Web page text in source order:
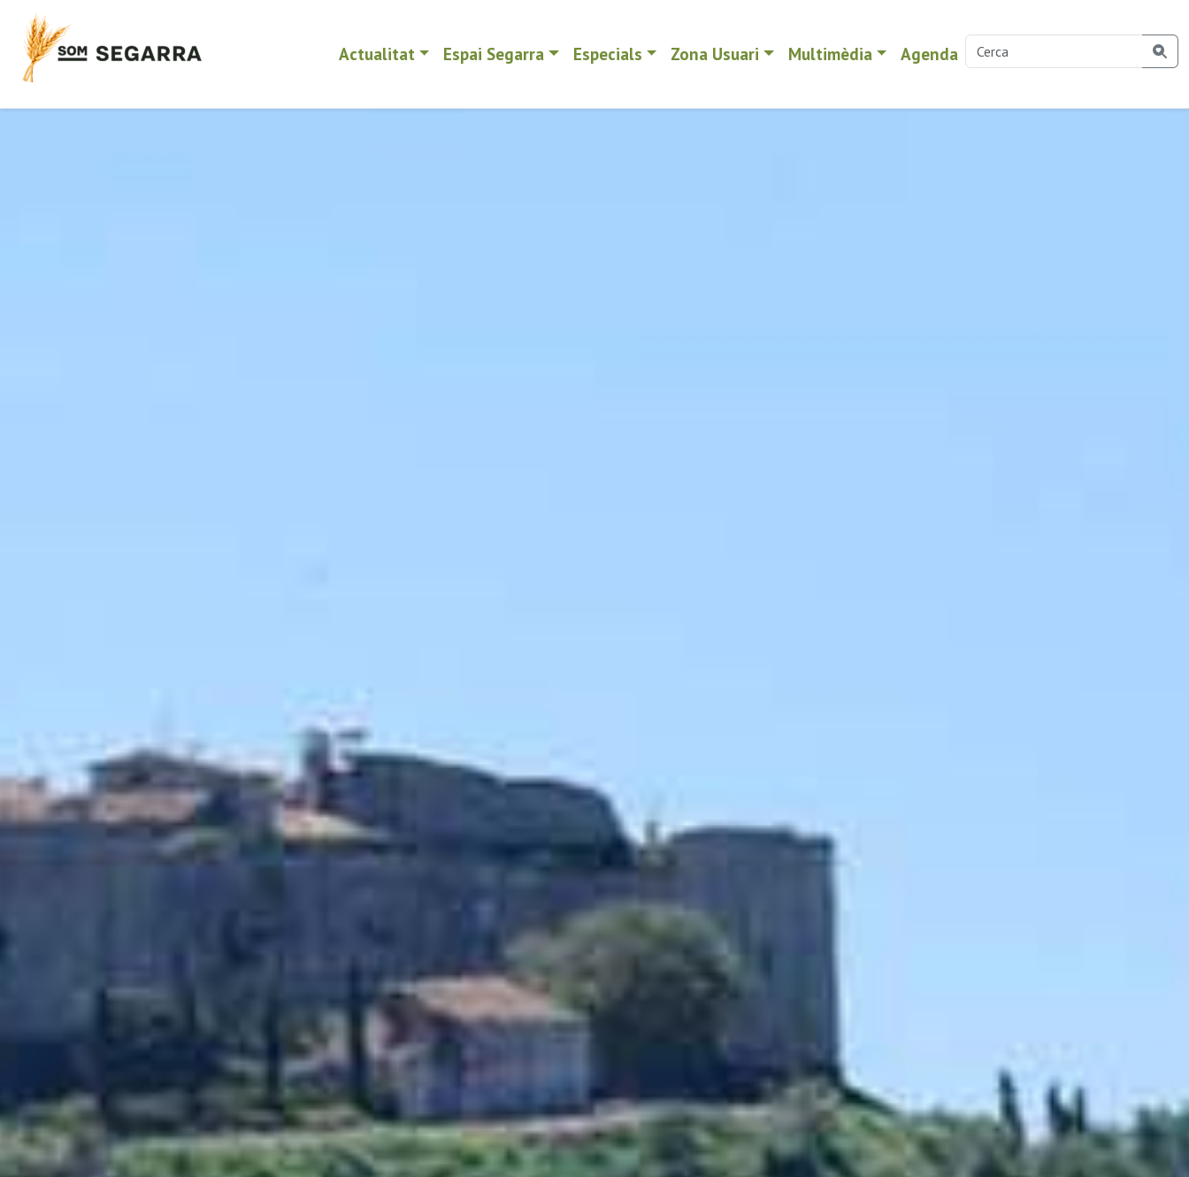
Actualitat Espai Segarra Especials Zona Usuari Multimèdia Agenda